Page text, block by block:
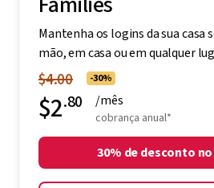
Mantenha os logins da sua casa
mão, em casa ou em qualquer
$4.00 -30%
$2.80 /mês
cobrança anual*
30% de desconto